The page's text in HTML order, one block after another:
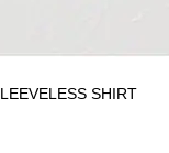
SHIRT